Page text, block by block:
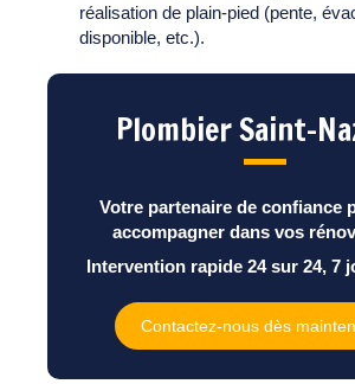
réalisation de plain-pied (pente,
disponible, etc.).
Plombier Saint-
Votre partenaire de confiance
accompagner dans vos
Intervention rapide 24 sur 24, 7
Contactez-nous dès